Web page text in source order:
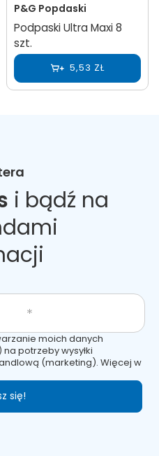
P&G Popdaski
Podpaski Ultra Maxi 8
szt.
5,53 ZŁ
i bądź na
moich danych
potrzeby wysyłki
(marketing). Więcej w
się!